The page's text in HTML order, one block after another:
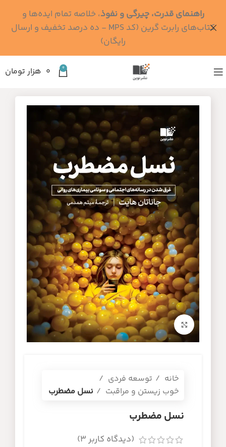
0 ۰ هزار تومان
برای بزرگنمایی کلیک کنید
خانه
توسعه فردی
خوب زیستن و مراقبت
نسل مضطرب
نسل مضطرب
(دیدگاه کاربر3
)
راهنمای قدرت، چیرگی و نفوذ، خلاصه تمام ایده‌ها و
کتاب‌های رابرت گرین (کد MPS - ده درصد تخفیف و ارسال
رایگان)